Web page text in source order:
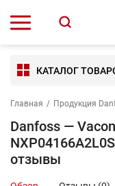
КАТАЛОГ
Главная / Продукция
Danfoss — Vacon
отзывы